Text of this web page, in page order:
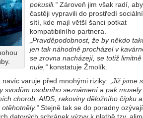
pokusili.“ Zároveň jim však radí,
častěji vypravili do prostředí
sítí, kde mají větší šanci potkat
kompatibilního partnera.
„Pravděpodobnost, že by někdo
jen tak náhodně procházel v
se zrovna nacházejí, se totiž
nule,“ konstatuje Žmolík.
varuje před mnohými riziky:
„Již jsme
svodům osobního seznámení a pak musely
chorob, AIDS, rakoviny děložního čípku a
Stejně tak se do poradny